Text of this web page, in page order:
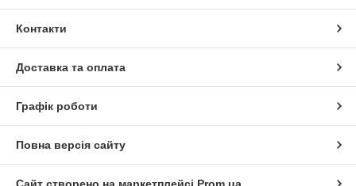
Контакти
Доставка та оплата
Графік роботи
Повна версія сайту
Сайт створено на маркетплейсі Prom.ua